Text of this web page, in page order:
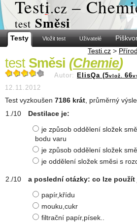
Testi.cz –
test Směsi
Testy Vložit test Uživatelé
Testi.cz >
test Směsi (Chemie)
Autor: ElisQa (5vlož. 66
12.11.2012
Test vyzkoušen 7186 krát , průměrný
Destilace je:
je způsob oddělení složek
bodu varu
je způsob oddělení složek
je oddělení složek směsi s
a poslední otázky: co lze
papír,křídu
mouku,cukr
filtrační papír,písek..